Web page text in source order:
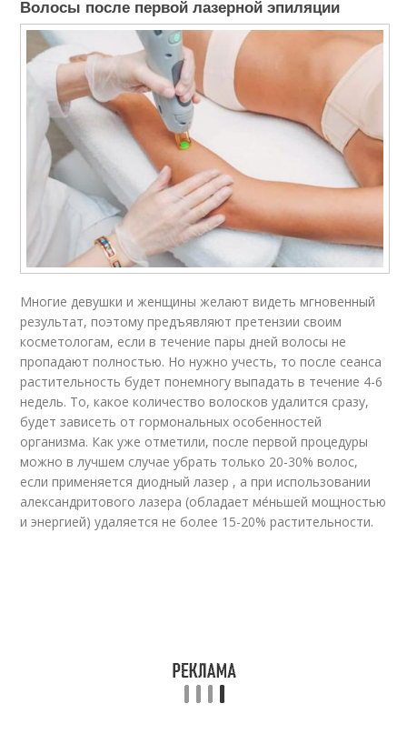
Волосы после первой лазерной эпиляции
Многие девушки и женщины желают видеть мгновенный
результат, поэтому предъявляют претензии своим
косметологам, если в течение пары дней волосы не
пропадают полностью. Но нужно учесть, то после сеанса
растительность будет понемногу выпадать в течение 4-6
недель. То, какое количество волосков удалится сразу,
будет зависеть от гормональных особенностей
организма. Как уже отметили, после первой процедуры
можно в лучшем случае убрать только 20-30% волос,
если применяется диодный лазер , а при использовании
александритового лазера (обладает ме́ньшей мощностью
и энергией) удаляется не более 15-20% растительности.